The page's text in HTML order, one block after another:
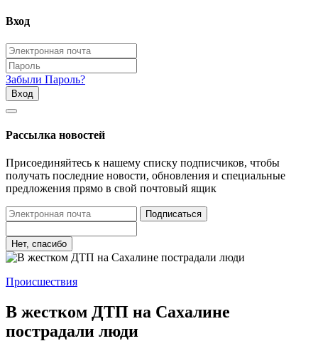
Вход
Забыли Пароль?
Вход
Рассылка новостей
Присоединяйтесь к нашему списку подписчиков, чтобы
получать последние новости, обновления и специальные
предложения прямо в свой почтовый ящик
Подписаться
Нет, спасибо
Происшествия
В жестком ДТП на Сахалине
пострадали люди